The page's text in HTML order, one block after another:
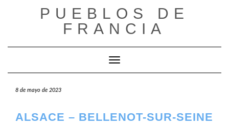
PUEBLOS DE
FRANCIA
Cambiar modo de navegación
8 de mayo de 2023
ALSACE – BELLENOT-SUR-SEINE